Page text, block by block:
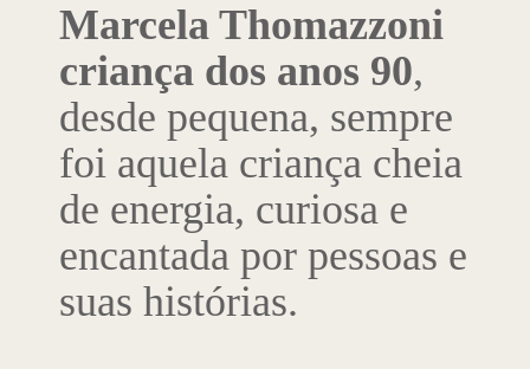
Marcela Thomazzoni
criança dos anos 90,
desde pequena, sempre
foi aquela criança cheia
de energia, curiosa e
encantada por pessoas e
suas histórias.